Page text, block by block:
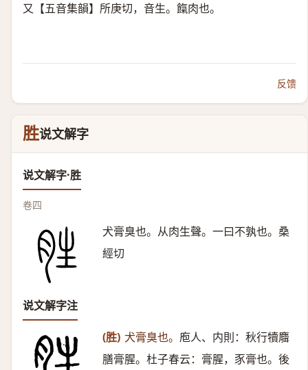
又【五音集韻】所庚切，音生。餼肉也。
反馈
胜说文解字
说文解字·胜
卷四
犬膏臭也。从肉生聲。一曰不孰也。桑
經切
说文解字注
(胜) 犬膏臭也。 庖人、内則：秋行犢麛
膳膏腥。杜子春云：膏腥，豕膏也。後